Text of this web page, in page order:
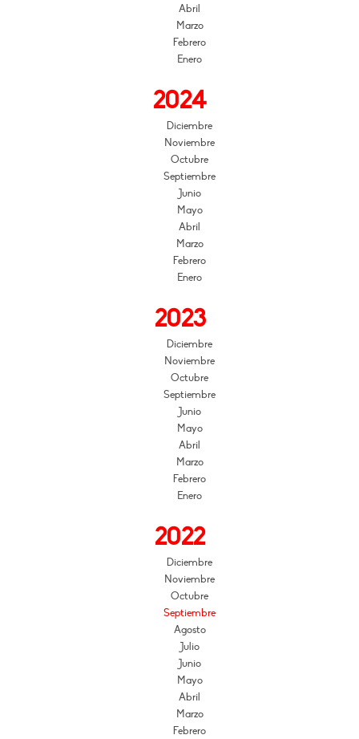
Abril
Marzo
Febrero
Enero
2024
Diciembre
Noviembre
Octubre
Septiembre
Junio
Mayo
Abril
Marzo
Febrero
Enero
2023
Diciembre
Noviembre
Octubre
Septiembre
Junio
Mayo
Abril
Marzo
Febrero
Enero
2022
Diciembre
Noviembre
Octubre
Septiembre
Agosto
Julio
Junio
Mayo
Abril
Marzo
Febrero